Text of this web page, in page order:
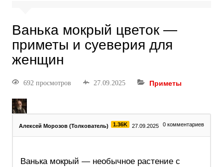
Ванька мокрый цветок —
приметы и суеверия для
женщин
692 просмотров 27.09.2025 Приметы
Алексей Морозов (Толкователь) 1.36K 27.09.2025 0 комментариев
Ванька мокрый — необычное растение с